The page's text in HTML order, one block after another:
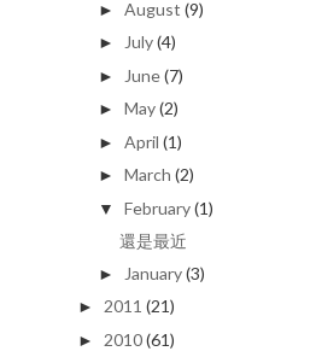
► July(4)
► June(7)
► May(2)
► April (1)
► March(2)
▼ February
還是最近
►January(3)
►2011(21)
► 2010 (61)
► 2009(258)